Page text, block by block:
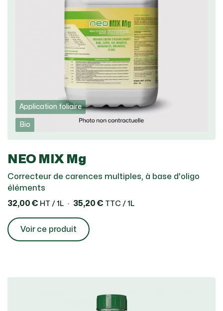
Application foliaire
Bio
NEO MIX Mg
Correcteur de carences multiples, à base d'oligo
éléments
32,00 € HT / 1L 35,20 € TTC / 1L
Voir ce produit